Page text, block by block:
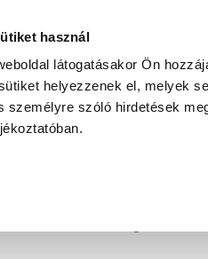
használ
látogatásakor Ön
helyezzenek el, melyek
személyre szóló hirdetések